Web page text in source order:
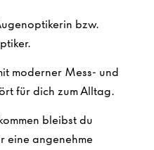
bzw.
moderner Mess- und
für dich zum Alltag.
bleibst du
eine angenehme